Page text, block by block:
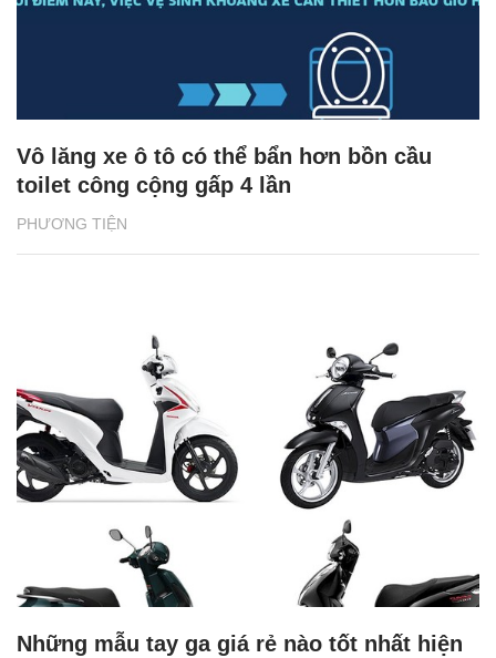
PHƯƠNG TIỆN
Vô lăng xe ô tô có thể bẩn hơn bồn cầu
toilet công cộng gấp 4 lần
Những mẫu tay ga giá rẻ nào tốt nhất hiện